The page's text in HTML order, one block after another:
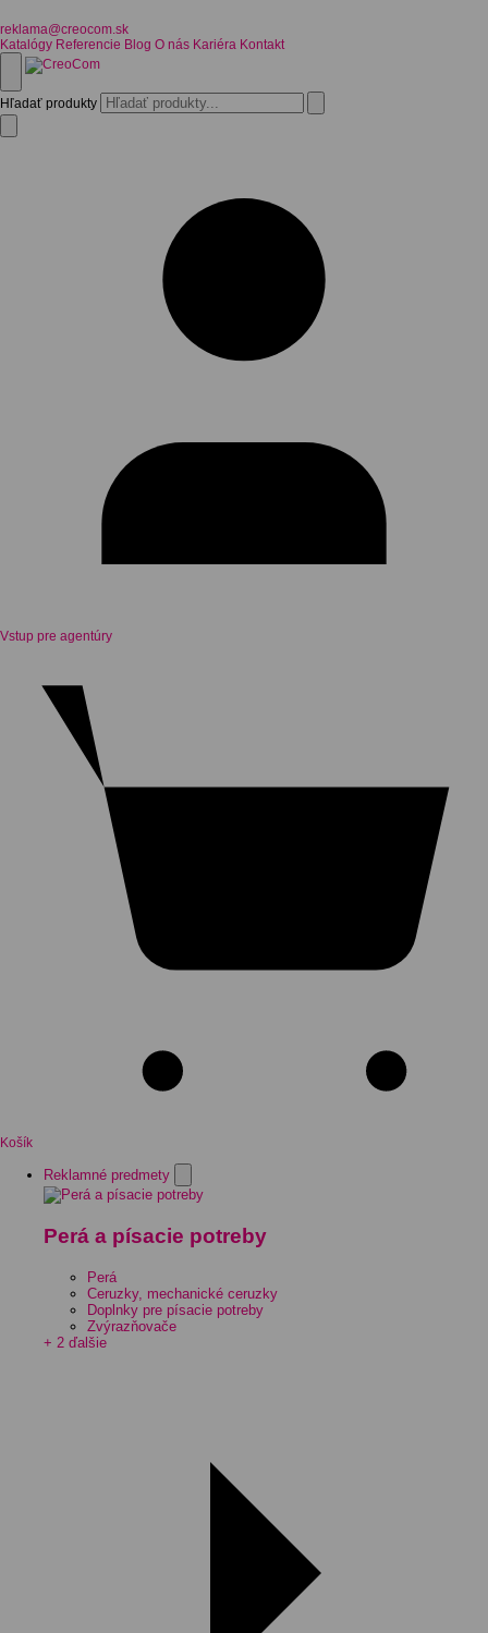
reklama@creocom.sk
Katalógy Referencie Blog O nás Kariéra Kontakt
Hľadať produkty
Vstup pre agentúry
Košík
Reklamné predmety
Perá a písacie potreby
Perá
Ceruzky, mechanické ceruzky
Doplnky pre písacie potreby
Zvýrazňovače
+ 2 ďalšie